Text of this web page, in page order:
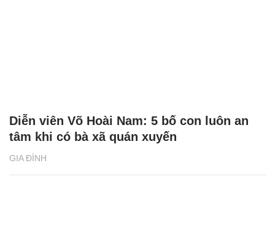
GIA ĐÌNH
Diễn viên Võ Hoài Nam: 5 bố con luôn an
tâm khi có bà xã quán xuyến